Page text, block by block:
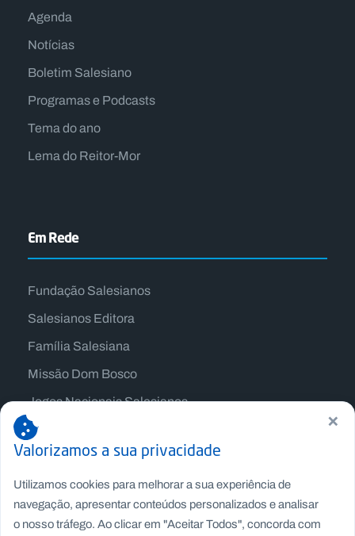
Agenda
Notícias
Boletim Salesiano
Programas e Podcasts
Tema do ano
Lema do Reitor-Mor
Em Rede
Fundação Salesianos
Salesianos Editora
Família Salesiana
Missão Dom Bosco
Jogos Nacionais Salesianos
×
Valorizamos a sua privacidade
Utilizamos cookies para melhorar a sua experiência de
navegação, apresentar conteúdos personalizados e analisar
o nosso tráfego. Ao clicar em "Aceitar Todos", concorda com